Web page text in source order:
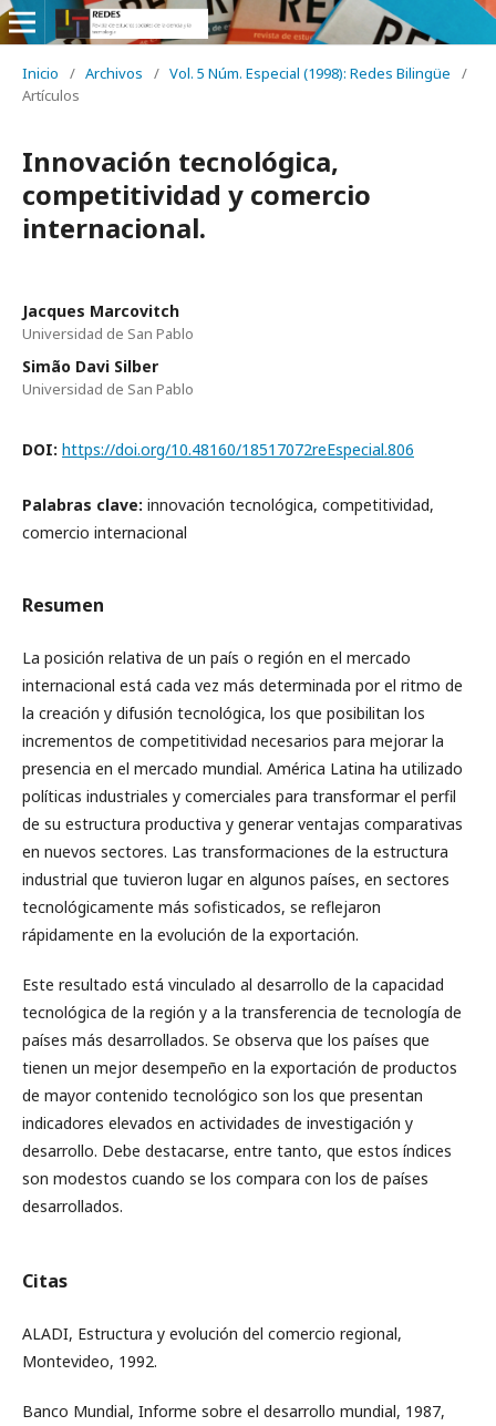
Inicio / Archivos / Vol. 5 Núm. Especial (1998): Redes Bilingüe
/
Artículos
Innovación tecnológica,
competitividad y comercio
internacional.
Jacques Marcovitch
Universidad de San Pablo
Simão Davi Silber
Universidad de San Pablo
DOI: https://doi.org/10.48160/18517072reEspecial.806
Palabras clave: innovación tecnológica, competitividad,
comercio internacional
Resumen
La posición relativa de un país o región en el mercado
internacional está cada vez más determinada por el ritmo de
la creación y difusión tecnológica, los que posibilitan los
incrementos de competitividad necesarios para mejorar la
presencia en el mercado mundial. América Latina ha utilizado
políticas industriales y comerciales para transformar el perfil
de su estructura productiva y generar ventajas comparativas
en nuevos sectores. Las transformaciones de la estructura
industrial que tuvieron lugar en algunos países, en sectores
tecnológicamente más sofisticados, se reflejaron
rápidamente en la evolución de la exportación.
Este resultado está vinculado al desarrollo de la capacidad
tecnológica de la región y a la transferencia de tecnología de
países más desarrollados. Se observa que los países que
tienen un mejor desempeño en la exportación de productos
de mayor contenido tecnológico son los que presentan
indicadores elevados en actividades de investigación y
desarrollo. Debe destacarse, entre tanto, que estos índices
son modestos cuando se los compara con los de países
desarrollados.
Citas
ALADI, Estructura y evolución del comercio regional,
Montevideo, 1992.
Banco Mundial, Informe sobre el desarrollo mundial, 1987,